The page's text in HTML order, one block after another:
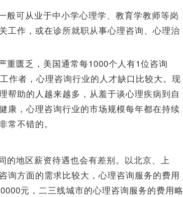
般可从业于中小学心理学、教育学教师等岗
工作，或在诊所就职从事心理咨询、心理治
重匮乏，美国通常每1000个人有1位咨询
作者，心理咨询行业的人才缺口比较大。现
帮助的人越来越多，从羞于谈心理疾病到自
康，心理咨询行业的市场规模每年都在持续
常不错的。
的地区薪资待遇也会有差别。以北京、上
询方面的需求比较大，心理咨询服务的费用
元，二三线城市的心理咨询服务的费用略